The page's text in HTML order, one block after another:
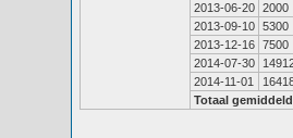
2013-06-20 2000
2013-09-10 5300
2013-12-16 7500
2014-07-30
2014-11-01
Totaal